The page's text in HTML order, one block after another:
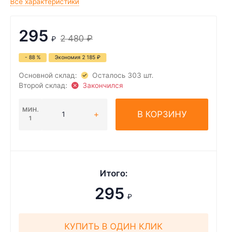
295 ₽ 2 480 ₽
- 88 % Экономия 2 185 ₽
Основной склад:
Осталось 303 шт.
Второй склад:
Закончился
МИН.
1
В КОРЗИНУ
Итого:
295 ₽
КУПИТЬ В ОДИН КЛИК